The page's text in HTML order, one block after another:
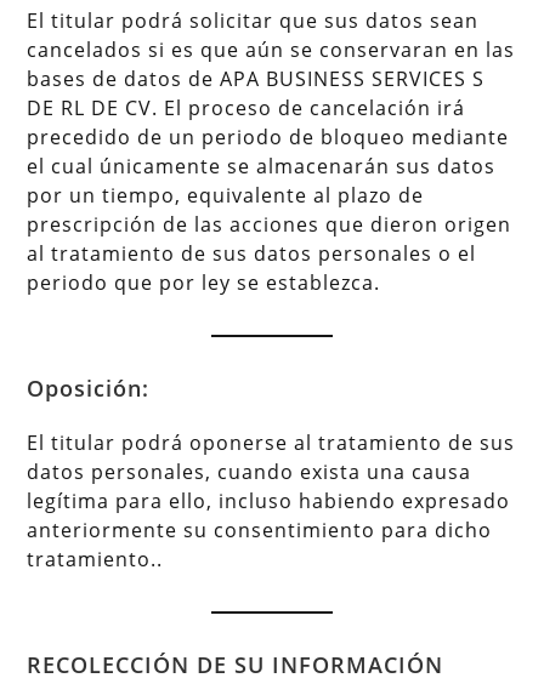
El titular podrá solicitar que sus datos sean
cancelados si es que aún se conservaran en las
bases de datos de APA BUSINESS SERVICES S
DE RL DE CV. El proceso de cancelación irá
precedido de un periodo de bloqueo mediante
el cual únicamente se almacenarán sus datos
por un tiempo, equivalente al plazo de
prescripción de las acciones que dieron origen
al tratamiento de sus datos personales o el
periodo que por ley se establezca.
Oposición:
El titular podrá oponerse al tratamiento de sus
datos personales, cuando exista una causa
legítima para ello, incluso habiendo expresado
anteriormente su consentimiento para dicho
tratamiento..
RECOLECCIÓN DE SU INFORMACIÓN